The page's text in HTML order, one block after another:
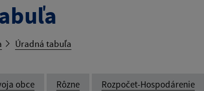
Úradná tabuľa
obce Rôzne Rozpočet-Hospodárenie